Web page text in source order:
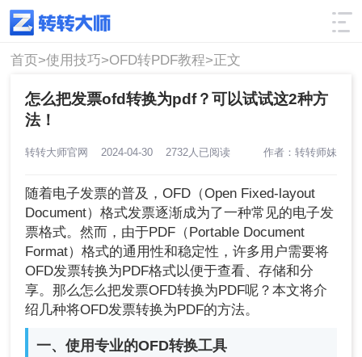
使用技巧 筛选
首页>使用技巧>OFD转PDF教程>正文
怎么把发票ofd转换为pdf？可以试试这2种方
法！
转转大师官网 2024-04-30 2732人已阅读 作者：转转师妹
随着电子发票的普及，OFD（Open Fixed-layout
Document）格式发票逐渐成为了一种常见的电子发
票格式。然而，由于PDF（Portable Document
Format）格式的通用性和稳定性，许多用户需要将
OFD发票转换为PDF格式以便于查看、存储和分
享。那么怎么把发票OFD转换为PDF呢？本文将介
绍几种将OFD发票转换为PDF的方法。
一、使用专业的OFD转换工具